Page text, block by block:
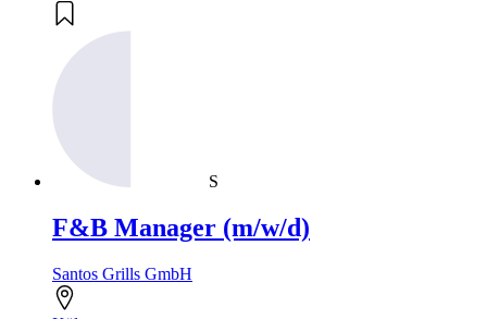
S
F&B Manager (m/w/d)
Santos Grills GmbH